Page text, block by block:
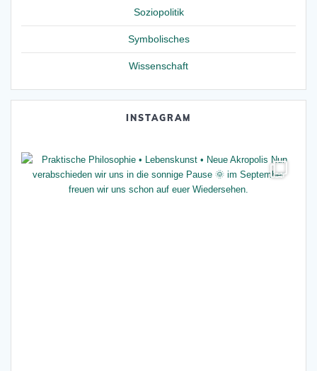
Soziopolitik
Symbolisches
Wissenschaft
INSTAGRAM